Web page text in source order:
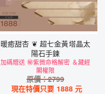
暖癒甜杏 ❦ 超七金黃塔晶太
陽石手鍊
加碼贈送 ㊙紫微命格解密 ＆藏經
閣權限
原價：2799
現在特價只要 1888 元